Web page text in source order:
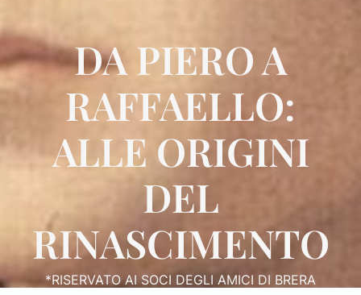
DA PIERO A
RAFFAELLO:
ALLE ORIGINI
DEL
RINASCIMENTO
*RISERVATO AI SOCI DEGLI AMICI DI BRERA